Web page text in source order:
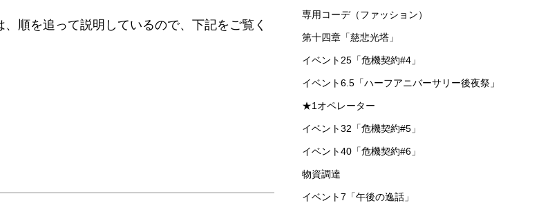
順を追って説明しているので、下記をご覧く
専用コーデ（ファッション）
第十四章「慈悲光塔」
イベント25「危機契約#4」
イベント6.5「ハーフアニバーサリー後夜祭」
★1オペレーター
イベント32「危機契約#5」
イベント40「危機契約#6」
物資調達
イベント7「午後の逸話」